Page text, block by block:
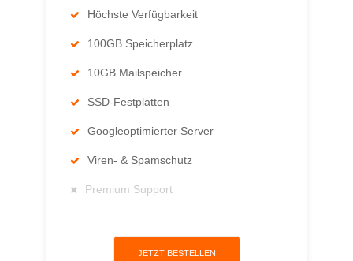
Höchste Verfügbarkeit
100GB Speicherplatz
10GB Mailspeicher
SSD-Festplatten
Googleoptimierter Server
Viren- & Spamschutz
Premium Support
JETZT BESTELLEN